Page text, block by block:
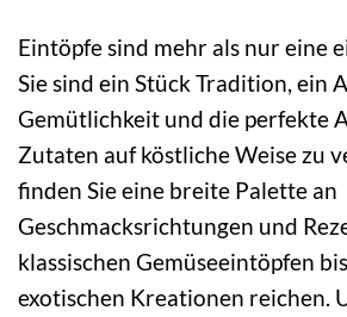
Eintöpfe sind mehr als nur eine
Sie sind ein Stück Tradition, ein
Gemütlichkeit und die perfekte
Zutaten auf köstliche Weise zu
finden Sie eine breite Palette an
Geschmacksrichtungen und
klassischen Gemüseeintöpfen
exotischen Kreationen reichen.